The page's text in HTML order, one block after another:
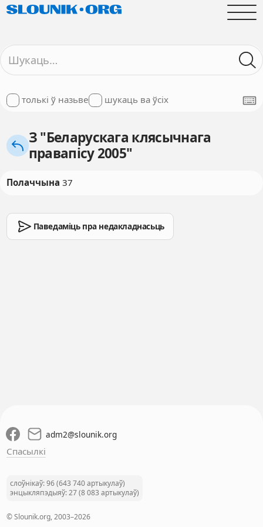
толькі ў назьве шукаць ва ўсіх
З "Беларускага клясычнага
правапісу 2005"
Полаччына 37
Паведаміць пра недакладнасьць
adm2@slounik.org
Спасылкі
слоўнікаў: 96 (643 740 артыкулаў)
энцыкляпэдыяў: 27 (8 083 артыкулаў)
© Slounik.org, 2003–2026